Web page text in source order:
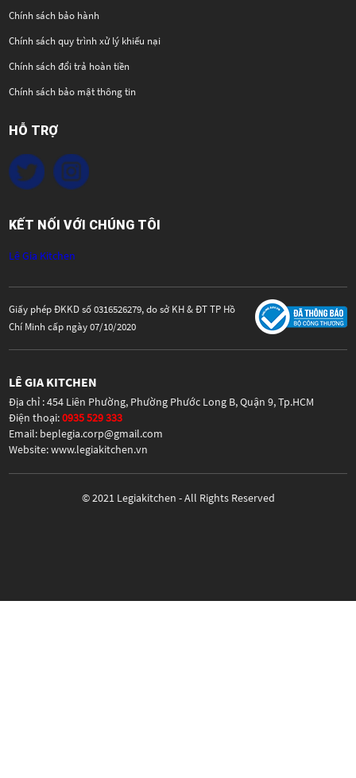
Chính sách bảo hành
Chính sách quy trình xử lý khiếu nại
Chính sách đổi trả hoàn tiền
Chính sách bảo mật thông tin
HỖ TRỢ
KẾT NỐI VỚI CHÚNG TÔI
Lê Gia Kitchen
Giấy phép ĐKKD số 0316526279, do sở KH & ĐT TP Hồ
Chí Minh cấp ngày 07/10/2020
LÊ GIA KITCHEN
Địa chỉ : 454 Liên Phường, Phường Phước Long B, Quận 9, Tp.HCM
Điện thoại:0935 529 333
Email: beplegia.corp@gmail.com
Website: www.legiakitchen.vn
© 2021 Legiakitchen - All Rights Reserved